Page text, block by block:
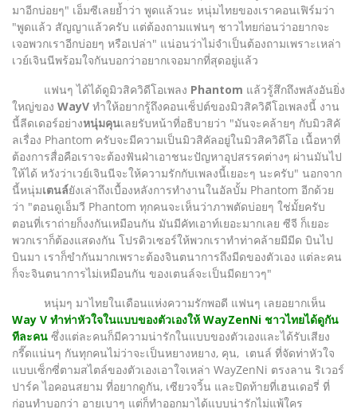
มาอีกบ่อยๆ" เอ็มซีเลยย้ำว่า พูดแล้วนะ หนุ่มไทยของเราคอนเฟิร์มว่า
"พูดแล้ว สัญญาแล้วครับ แต่ต้องถามแฟนๆ ชาวไทยก่อนว่าอยากจะ
เจอพวกเราอีกบ่อยๆ หรือเปล่า" แน่อนว่าไม่จำเป็นต้องถามเพราะเหล่า
เวย์เจินนีพร้อมใจกันบอกว่าอยากเจอมากที่สุดอยู่แล้ว
แฟนๆ ได้ได้ดูมิวสิควิดีโอเพลง Phantom แล้วรู้สึกถึงพลังอันยิ่ง
ใหญ่ของ WayV ทำให้อยากรู้ถึงคอนเซ็ปต์ของมิวสิควิดีโอเพลงนี้ งาน
นี้ลีดเดอร์อย่างหนุ่มคุนเลยรับหน้าที่อธิบายว่า "มันจะคล้ายๆ กับมิวสิคั
ลเรื่อง Phantom ครับจะมีความเป็นมิวสิคัลอยู่ในมิวสิควิดีโอ เนื้อหาที่
ต้องการสื่อคือเราจะต้องฟันฝ่าเอาชนะปัญหาอุปสรรคต่างๆ ผ่านมันไป
ให้ได้ หวังว่าเวย์เจินนีจะให้ความรักกับเพลงนี้เยอะๆ นะครับ" นอกจาก
นี้หนุ่มเตนล์ยังเล่าถึงเบื้องหลังการทำงานในอัลบั้ม Phantom อีกด้วย
ว่า "ตอนดูเอ็มวี Phantom ทุกคนจะเห็นว่าภาพตัดบ่อยๆ ใช่มั้ยครับ
ตอนที่เราถ่ายก็งงกันเหมือนกัน มันมีคัทเอาท์เยอะมากเลย ซีจี ก็เยอะ
พวกเราก็ต้องแสดงกัน โปรดิวเซอร์ให้พวกเราทำท่าคล้ายมีมีด บินไป
บินมา เราก็ขำกันมากเพราะต้องจินตนาการถึงมีดของตัวเอง แต่ละคน
ก็จะจินตนาการไม่เหมือนกัน ของเตนล์จะเป็นมีดยาวๆ"
หนุ่มๆ มาไทยในเดือนแห่งความรักพอดี แฟนๆ เลยอยากเห็น
Way V ทำท่าหัวใจในแบบของตัวเองให้ WayZenNi ชาวไทยได้ดูกัน
ทีละคน ซึ่งแต่ละคนก็มีความน่ารักในแบบของตัวเองและได้รับเสียง
กรี๊ดแน่นๆ กันทุกคนไม่ว่าจะเป็นหยางหยาง, คุน, เตนล์ ที่จัดท่าหัวใจ
แบบเซ็กซี่ตามสไตล์ของตัวเองเอาใจเหล่า WayZenNi ตรงลาน ริเวอร์
ปาร์ค ไอคอนสยาม ที่อยากดูกัน, เซียวจวิ้น และปิดท้ายที่เฮนเดอรี่ ที่
ก่อนทำบอกว่า อายเบาๆ แต่ก็ทำออกมาได้แบบน่ารักไม่แพ้ใคร